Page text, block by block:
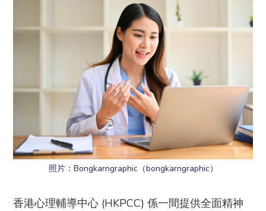
照片：Bongkarngraphic（bongkarngraphic）
香港心理輔導中心 (HKPCC) 係一間提供全面精神